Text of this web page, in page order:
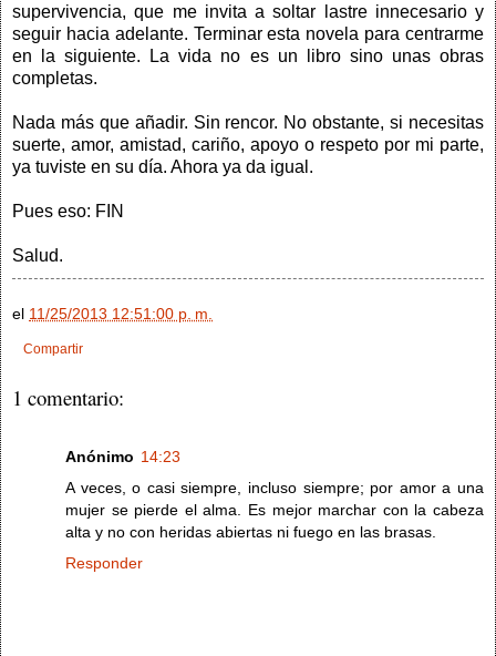
supervivencia, que me invita a soltar lastre innecesario y
seguir hacia adelante. Terminar esta novela para centrarme
en la siguiente. La vida no es un libro sino unas obras
completas.
Nada más que añadir. Sin rencor. No obstante, si necesitas
suerte, amor, amistad, cariño, apoyo o respeto por mi parte,
ya tuviste en su día. Ahora ya da igual.
Pues eso: FIN
Salud.
el 11/25/2013 12:51:00 p. m.
Compartir
1 comentario:
Anónimo 14:23
A veces, o casi siempre, incluso siempre; por amor a una
mujer se pierde el alma. Es mejor marchar con la cabeza
alta y no con heridas abiertas ni fuego en las brasas.
Responder